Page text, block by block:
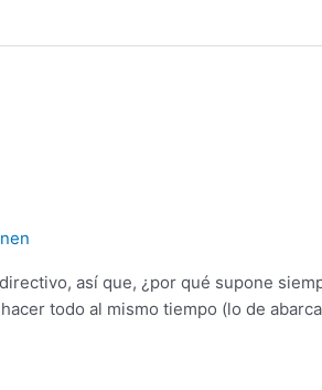
así que, ¿por qué supone
todo al mismo tiempo (lo de